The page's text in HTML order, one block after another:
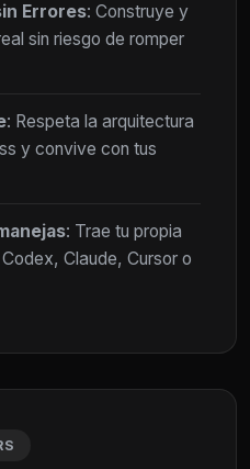
Errores: Construye y
sin riesgo de romper
: Respeta la arquitectura
y convive con tus
: Trae tu propia
Claude, Cursor o